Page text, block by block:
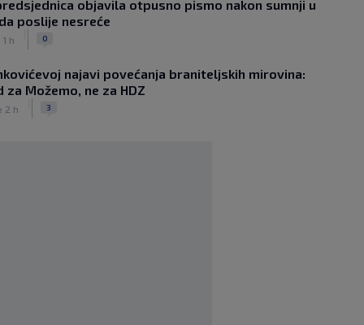
Real dogovorio posao godine,
Diomande postaje najskuplji afrički
Messi se vratio u početni sastav
Intera i odmah postavio impresivan
objavila otpusno pismo nakon sumnji u
poslije nesreće
h 0
najavi povećanja braniteljskih mirovina:
Možemo, ne za HDZ
2 h 3